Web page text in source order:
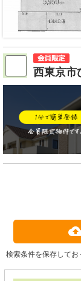
西東京市
検索条件を保存してお